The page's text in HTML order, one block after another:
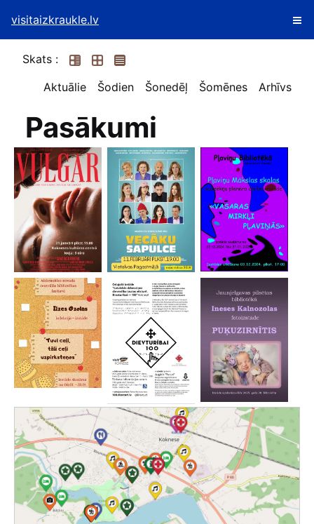
visitaizkraukle.lv
Skats :
Aktuālie
Šodien Šonedēļ Šomēnes Arhīvs
Pasākumi